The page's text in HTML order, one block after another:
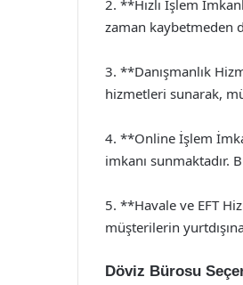
2. **Hızlı İşlem
zaman kaybetmeden
3. **Danışmanlık
hizmetleri sunarak,
4. **Online İşlem
imkanı sunmaktadır.
5. **Havale ve EFT
müşterilerin
Döviz Bürosu